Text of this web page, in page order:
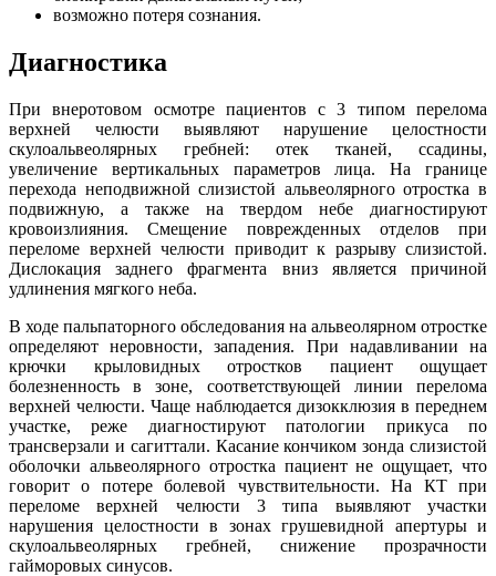
возможно потеря сознания.
Диагностика
При внеротовом осмотре пациентов с 3 типом перелома
верхней челюсти выявляют нарушение целостности
скулоальвеолярных гребней: отек тканей, ссадины,
увеличение вертикальных параметров лица. На границе
перехода неподвижной слизистой альвеолярного отростка в
подвижную, а также на твердом небе диагностируют
кровоизлияния. Смещение поврежденных отделов при
переломе верхней челюсти приводит к разрыву слизистой.
Дислокация заднего фрагмента вниз является причиной
удлинения мягкого неба.
В ходе пальпаторного обследования на альвеолярном отростке
определяют неровности, западения. При надавливании на
крючки крыловидных отростков пациент ощущает
болезненность в зоне, соответствующей линии перелома
верхней челюсти. Чаще наблюдается дизокклюзия в переднем
участке, реже диагностируют патологии прикуса по
трансверзали и сагиттали. Касание кончиком зонда слизистой
оболочки альвеолярного отростка пациент не ощущает, что
говорит о потере болевой чувствительности. На КТ при
переломе верхней челюсти 3 типа выявляют участки
нарушения целостности в зонах грушевидной апертуры и
скулоальвеолярных гребней, снижение прозрачности
гайморовых синусов.